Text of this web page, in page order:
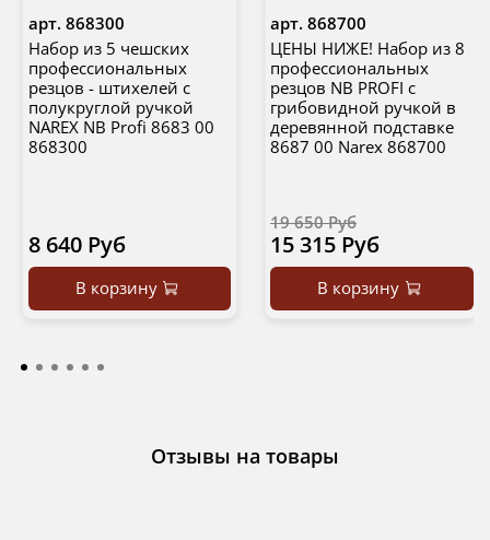
арт. 868300
Набор из 5 чешских
профессиональных
резцов - штихелей с
полукруглой ручкой
NAREX NB Profi 8683 00
868300
8 640 Руб
В корзину
арт. 868700
ЦЕНЫ НИЖЕ! Набор из 8
профессиональных
резцов NB PROFI с
грибовидной ручкой в
деревянной подставке
8687 00 Narex 868700
19 650 Руб
15 315 Руб
В корзину
Отзывы на товары